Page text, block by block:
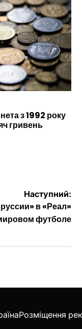
з 1992 року
гривень
Наступний:
в «Реал»
футболе
Розміщення